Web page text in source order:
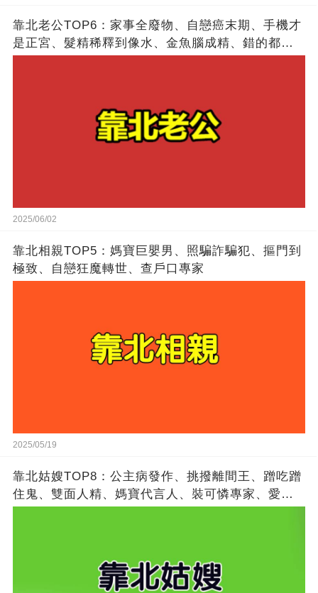
靠北老公TOP6：家事全廢物、自戀癌末期、手機才
是正宮、髮精稀釋到像水、金魚腦成精、錯的都是
2025/06/02
靠北相親TOP5：媽寶巨嬰男、照騙詐騙犯、摳門到
極致、自戀狂魔轉世、查戶口專家
2025/05/19
靠北姑嫂TOP8：公主病發作、挑撥離間王、蹭吃蹭
住鬼、雙面人精、媽寶代言人、裝可憐專家、愛比